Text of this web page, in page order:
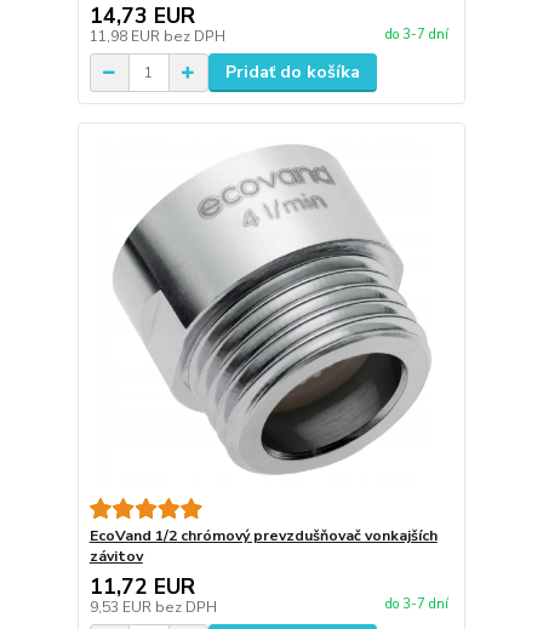
14,73 EUR
11,98 EUR bez DPH do 3-7 dní
Pridať do košíka
EcoVand 1/2 chrómový prevzdušňovač vonkajších
závitov
11,72 EUR
9,53 EUR bez DPH do 3-7 dní